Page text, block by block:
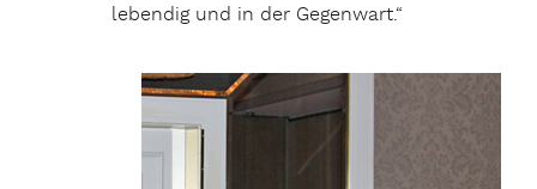
lebendig und in der Gegenwart.“